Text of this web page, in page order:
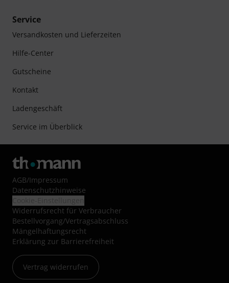
Service
Versandkosten und Lieferzeiten
Hilfe-Center
Gutscheine
Kontakt
Ladengeschäft
Service im Überblick
AGB/Impressum
Datenschutzhinweise
Widerrufsrecht für Verbraucher
Bestellvorgang/Vertragsabschluss
Mängelhaftungsrecht
Erklärung zur Barrierefreiheit
Vertrag widerrufen